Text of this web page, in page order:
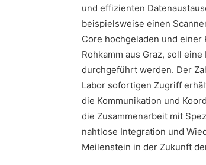
und effizienten
beispielsweise einen
Core hochgeladen und
Rohkamm aus Graz, soll
durchgeführt werden. Der
Labor sofortigen Zugriff
die Kommunikation und
die Zusammenarbeit mit
nahtlose Integration und
Meilenstein in der Zukunft